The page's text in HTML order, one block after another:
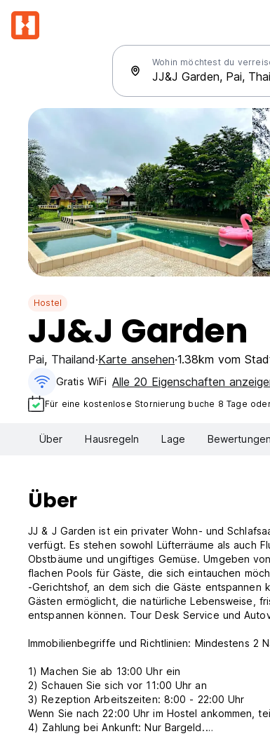
Wohin möchtest du
Hostel
JJ&J Garden
Pai, Thailand Karte ansehen 1.38km vom
Gratis WiFi Alle 20 Eigenschaften
Für eine kostenlose Stornierung buche 8 Tage
Über Hausregeln Lage Bewertungen
Über
JJ & J Garden ist ein privater Wohn- und
verfügt. Es stehen sowohl Lüfterräume als auch
Obstbäume und ungiftiges Gemüse. Umgeben
flachen Pools für Gäste, die sich eintauchen
-Gerichtshof, an dem sich die Gäste entspannen
Gästen ermöglicht, die natürliche Lebensweise,
entspannen können. Tour Desk Service und
Immobilienbegriffe und Richtlinien: Mindestens 2
1) Machen Sie ab 13:00 Uhr ein
2) Schauen Sie sich vor 11:00 Uhr an
3) Rezeption Arbeitszeiten: 8:00 - 22:00 Uhr
Wenn Sie nach 22:00 Uhr im Hostel ankommen,
4) Zahlung bei Ankunft: Nur Bargeld.